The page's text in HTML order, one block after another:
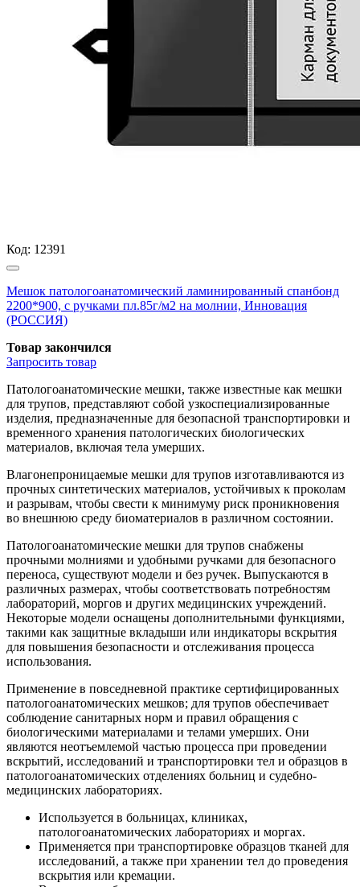
Код: 12391
Мешок патологоанатомический ламинированный спанбонд
2200*900, с ручками пл.85г/м2 на молнии, Инновация
(РОССИЯ)
Товар закончился
Запросить товар
Патологоанатомические мешки, также известные как мешки
для трупов, представляют собой узкоспециализированные
изделия, предназначенные для безопасной транспортировки и
временного хранения патологических биологических
материалов, включая тела умерших.
Влагонепроницаемые мешки для трупов изготавливаются из
прочных синтетических материалов, устойчивых к проколам
и разрывам, чтобы свести к минимуму риск проникновения
во внешнюю среду биоматериалов в различном состоянии.
Патологоанатомические мешки для трупов снабжены
прочными молниями и удобными ручками для безопасного
переноса, существуют модели и без ручек. Выпускаются в
различных размерах, чтобы соответствовать потребностям
лабораторий, моргов и других медицинских учреждений.
Некоторые модели оснащены дополнительными функциями,
такими как защитные вкладыши или индикаторы вскрытия
для повышения безопасности и отслеживания процесса
использования.
Применение в повседневной практике сертифицированных
патологоанатомических мешков; для трупов обеспечивает
соблюдение санитарных норм и правил обращения с
биологическими материалами и телами умерших. Они
являются неотъемлемой частью процесса при проведении
вскрытий, исследований и транспортировки тел и образцов в
патологоанатомических отделениях больниц и судебно-
медицинских лабораториях.
Используется в больницах, клиниках,
патологоанатомических лабораториях и моргах.
Применяется при транспортировке образцов тканей для
исследований, а также при хранении тел до проведения
вскрытия или кремации.